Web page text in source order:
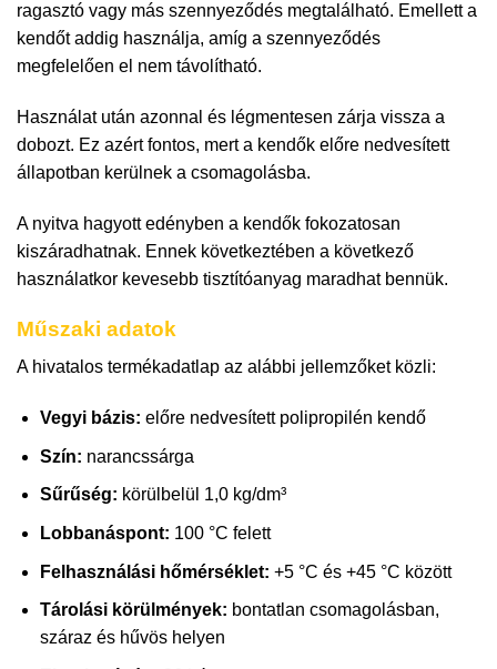
ragasztó vagy más szennyeződés megtalálható. Emellett a
kendőt addig használja, amíg a szennyeződés
megfelelően el nem távolítható.
Használat után azonnal és légmentesen zárja vissza a
dobozt. Ez azért fontos, mert a kendők előre nedvesített
állapotban kerülnek a csomagolásba.
A nyitva hagyott edényben a kendők fokozatosan
kiszáradhatnak. Ennek következtében a következő
használatkor kevesebb tisztítóanyag maradhat bennük.
Műszaki adatok
A hivatalos termékadatlap az alábbi jellemzőket közli:
Vegyi bázis: előre nedvesített polipropilén kendő
Szín: narancssárga
Sűrűség: körülbelül 1,0 kg/dm³
Lobbanáspont: 100 °C felett
Felhasználási hőmérséklet: +5 °C és +45 °C között
Tárolási körülmények: bontatlan csomagolásban,
száraz és hűvös helyen